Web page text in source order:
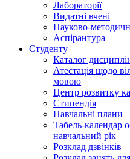
Лабораторії
Видатні вчені
Науково-
Аспірантура
Студенту
Каталог
Атестація щодо
мовою
Центр розвитку
Стипендія
Навчальні плани
Табель-календар
навчальний рік
Розклад дзвінків